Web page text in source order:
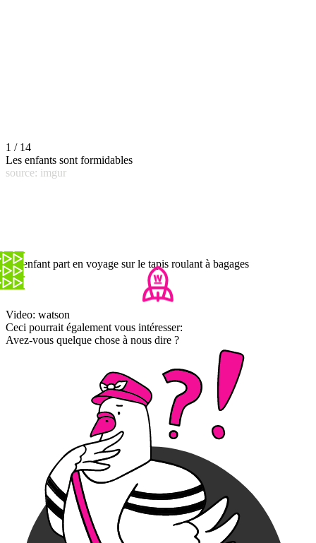
1 / 14
Les enfants sont formidables
source: imgur
Un enfant part en voyage sur le tapis roulant à bagages
Video: watson
Ceci pourrait également vous intéresser:
Avez-vous quelque chose à nous dire ?